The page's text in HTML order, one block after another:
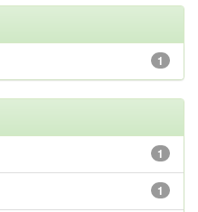
1
1
1